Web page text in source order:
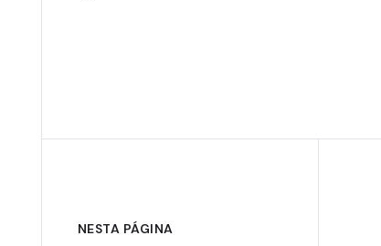
NESTA PÁGINA